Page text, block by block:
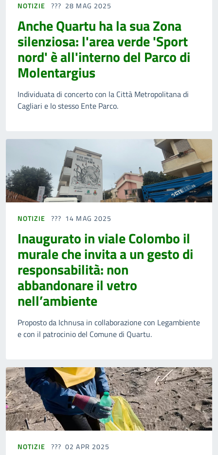
NOTIZIE 28 MAG 2025
Anche Quartu ha la sua Zona
silenziosa: l'area verde 'Sport
nord' è all'interno del Parco di
Molentargius
Individuata di concerto con la Città Metropolitana di
Cagliari e lo stesso Ente Parco.
NOTIZIE 14 MAG 2025
Inaugurato in viale Colombo il
murale che invita a un gesto di
responsabilità: non
abbandonare il vetro
nell’ambiente
Proposto da Ichnusa in collaborazione con Legambiente
e con il patrocinio del Comune di Quartu.
NOTIZIE 02 APR 2025